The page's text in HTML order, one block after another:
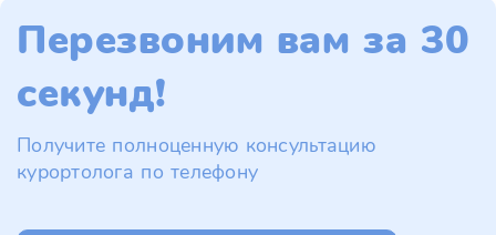
Перезвоним вам за 30
секунд!
Получите полноценную консультацию
курортолога по телефону